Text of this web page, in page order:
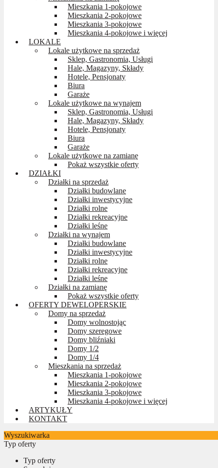
Mieszkania 1-pokojowe
Mieszkania 2-pokojowe
Mieszkania 3-pokojowe
Mieszkania 4-pokojowe i więcej
LOKALE
Lokale użytkowe na sprzedaż
Sklep, Gastronomia, Usługi
Hale, Magazyny, Składy
Hotele, Pensjonaty
Biura
Garaże
Lokale użytkowe na wynajem
Sklep, Gastronomia, Usługi
Hale, Magazyny, Składy
Hotele, Pensjonaty
Biura
Garaże
Lokale użytkowe na zamianę
Pokaż wszystkie oferty
DZIAŁKI
Działki na sprzedaż
Działki budowlane
Działki inwestycyjne
Działki rolne
Działki rekreacyjne
Działki leśne
Działki na wynajem
Działki budowlane
Działki inwestycyjne
Działki rolne
Działki rekreacyjne
Działki leśne
Działki na zamianę
Pokaż wszystkie oferty
OFERTY DEWELOPERSKIE
Domy na sprzedaż
Domy wolnostojąc
Domy szeregowe
Domy bliźniaki
Domy 1/2
Domy 1/4
Mieszkania na sprzedaż
Mieszkania 1-pokojowe
Mieszkania 2-pokojowe
Mieszkania 3-pokojowe
Mieszkania 4-pokojowe i więcej
ARTYKUŁY
KONTAKT
Wyszukiwarka
Typ oferty
Typ oferty